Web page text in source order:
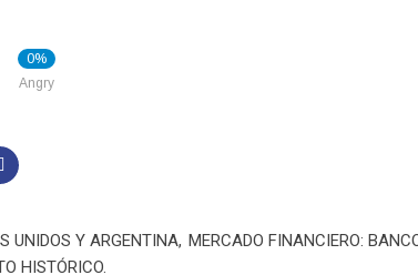
0%
Angry
UNIDOS Y ARGENTINA,
HISTÓRICO.
MERCADO FINANCIERO: